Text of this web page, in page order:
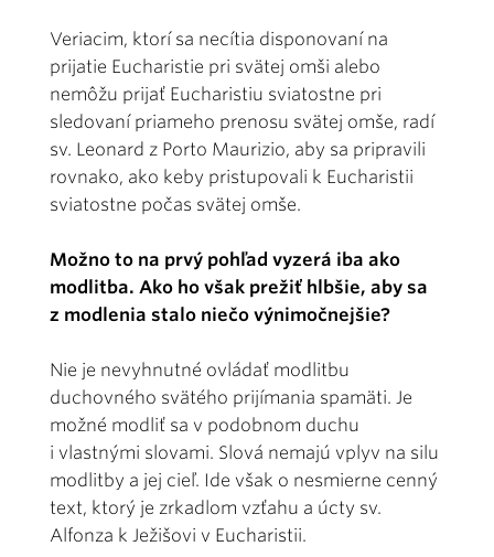
Veriacim, ktorí sa necítia disponovaní na
prijatie Eucharistie pri svätej omši alebo
nemôžu prijať Eucharistiu sviatostne pri
sledovaní priameho prenosu svätej omše, radí
sv. Leonard z Porto Maurizio, aby sa pripravili
rovnako, ako keby pristupovali k Eucharistii
sviatostne počas svätej omše.
Možno to na prvý pohľad vyzerá iba ako
modlitba. Ako ho však prežiť hlbšie, aby sa
z modlenia stalo niečo výnimočnejšie?
Nie je nevyhnutné ovládať modlitbu
duchovného svätého prijímania spamäti. Je
možné modliť sa v podobnom duchu
i vlastnými slovami. Slová nemajú vplyv na silu
modlitby a jej cieľ. Ide však o nesmierne cenný
text, ktorý je zrkadlom vzťahu a úcty sv.
Alfonza k Ježišovi v Eucharistii.